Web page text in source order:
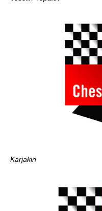
Karjakin